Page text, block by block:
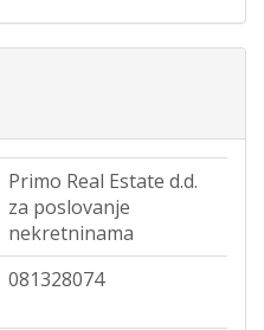
Primo Real Estate d.d.
za poslovanje
nekretninama
081328074